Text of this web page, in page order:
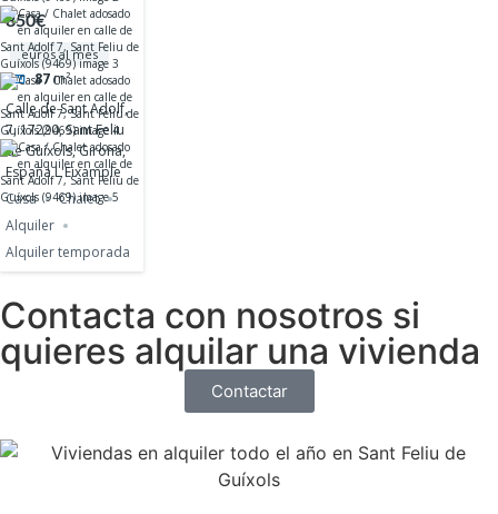
Adolf, 7, 17220,
Sant Feliu de
Guíxols, Girona,
España
L'Eixample
850€
euros al mes
87m²
Calle de Sant Adolf,
7, 17220, Sant Feliu
de Guíxols, Girona,
España L'Eixample
Casa
Chalet
Alquiler
Alquiler temporada
Contacta con nosotros si
quieres alquilar una vivienda
Contactar